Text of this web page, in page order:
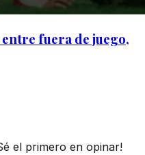
fuera de juego,
el primero en opinar!